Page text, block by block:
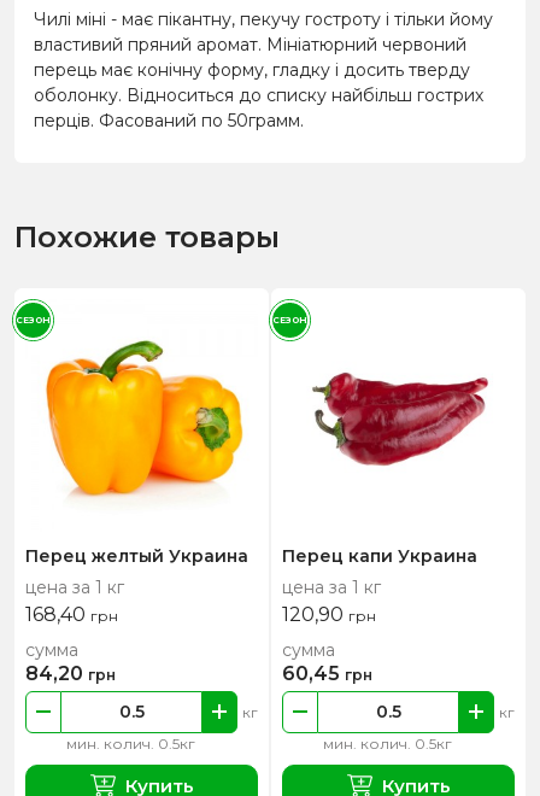
Чилі міні - має пікантну, пекучу гостроту і тільки йому
властивий пряний аромат. Мініатюрний червоний
перець має конічну форму, гладку і досить тверду
оболонку. Відноситься до списку найбільш гострих
перців. Фасований по 50грамм.
Похожие товары
Перец желтый Украина
цена за 1 кг
168,40 грн
мин. колич. 0.5кг
кг
сумма
84,20 грн
Купить
СЕЗОН
Перец капи Украина
цена за 1 кг
120,90 грн
мин. колич. 0.5кг
кг
сумма
60,45 грн
Купить
СЕЗОН